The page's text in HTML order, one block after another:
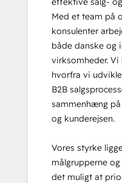
Med et team på
konsulenter
både danske og
virksomheder.
hvorfra vi
B2B
sammenhæng
og kunderejsen.
Vores styrke
målgrupperne
det muligt at